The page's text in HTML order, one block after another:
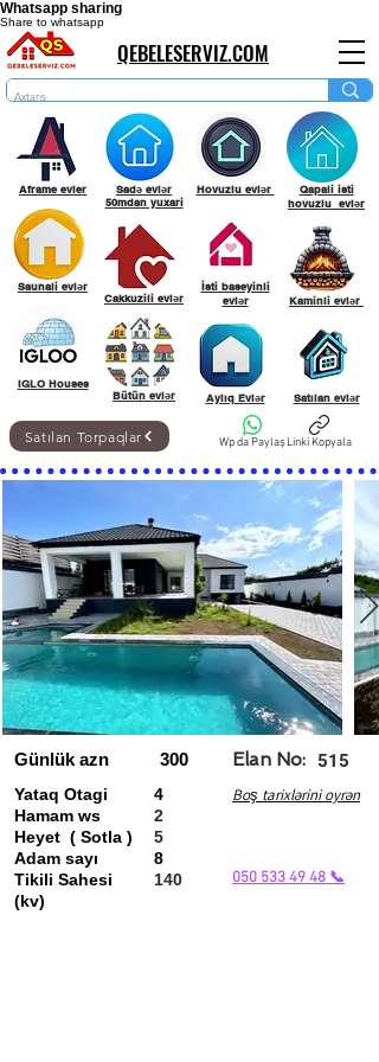
Whatsapp sharing
Share to whatsapp
QEBELESERVIZ.COM
Aframe evler
Saunali evlər
IGLO Houses
Sadə evlər
50mdan yuxari
Cakkuzili evlər
Bütün evlər
Hovuzlu evlər
İsti baseyinli
evlər
Aylıq Evlər
Qapali isti
hovuzlu evlər
Kaminli evlər
Satılan evlər
Wp da PaylaşLinki Kopyala
Satılan Torpaqlar
Günlük azn
Yataq Otagi
Hamam ws
Heyet ( Sotla )
Adam sayı
Tikili Sahesi
(kv)
300
4
Elan No: 515
Boş tarixlərini oyrən
2
5
8
140
050 533 49 48 📞